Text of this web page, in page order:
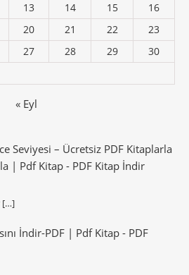
13 14 15
16
20 21 22
23
27 28 29
30
« Eyl
Seviyesi – Ücretsiz PDF Kitaplarla
| Pdf Kitap- PDF Kitap İndir
[…]
İndir-PDF | Pdf Kitap- PDF